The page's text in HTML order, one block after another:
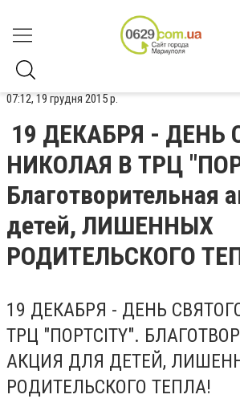
07:12, 19 грудня 2015 р.
19 ДЕКАБРЯ - ДЕНЬ
НИКОЛАЯ В ТРЦ
Благотворительная
детей, ЛИШЕННЫХ
РОДИТЕЛЬСКОГО
19 ДЕКАБРЯ - ДЕНЬ
ТРЦ "ПОРТCITY".
АКЦИЯ ДЛЯ ДЕТЕЙ,
РОДИТЕЛЬСКОГО ТЕПЛА!